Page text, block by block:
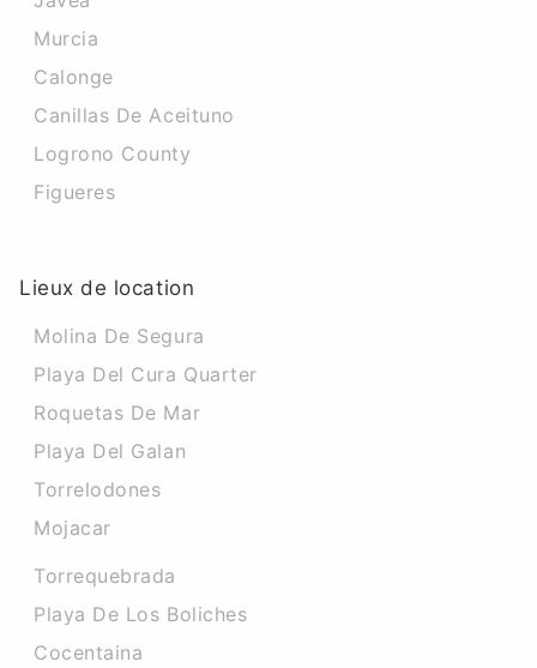
Murcia
Calonge
Canillas De Aceituno
Logrono County
Figueres
Lieux de location
Molina De Segura
Playa Del Cura Quarter
Roquetas De Mar
Playa Del Galan
Torrelodones
Mojacar
Torrequebrada
Playa De Los Boliches
Cocentaina